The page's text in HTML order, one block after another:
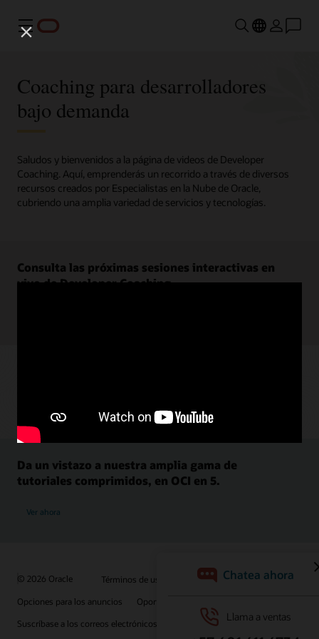
Menú
Coaching para desarrolladores
bajo demanda
Saludos y bienvenidos a la página de videos de Developer
Coaching. Aquí, emprenderás un recorrido a través de diversos
recursos creados por Especialistas en la Nube de Oracle,
cubriendo una amplia variedad de servicios y tecnologías.
Consulta las próximas sesiones interactivas en
vivo de Developer Coaching.
Da un vistazo a nuestra amplia gama de
tutoriales comprimidos, en OCI en 5.
Ver ahora
© 2026 Oracle
Términos de uso y privacidad
Opciones para los anuncios
Oportunidades profesionales
Suscríbase a los correos electrónicos
Línea de ayuda de integridad